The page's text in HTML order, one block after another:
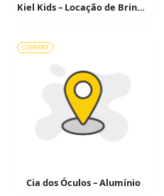
Kiel Kids – Locação de Brinquedos
COMPANY
Cia dos Óculos – Alumínio